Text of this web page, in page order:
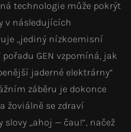
technologie může pokrýt
v následujících
„jediný nízkoemisní
GEN vzpomíná, jak
jaderné elektrárny“
záběru je dokonce
žoviálně se zdraví
„ahoj — čau!“, načež